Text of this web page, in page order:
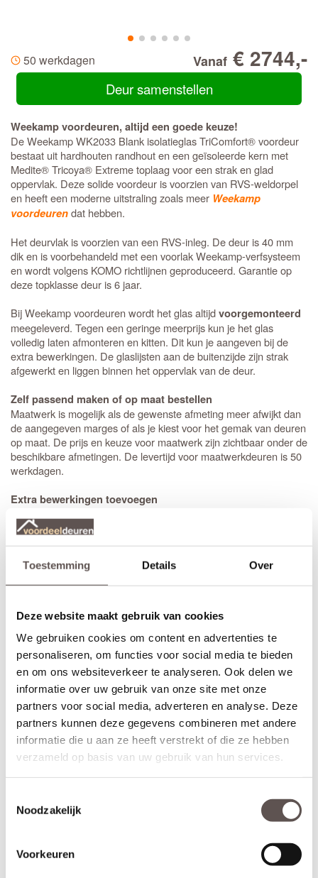
Toestemming Details Over
Deze website maakt gebruik van cookies
We gebruiken cookies om content en advertenties te
personaliseren, om functies voor social media te bieden
en om ons websiteverkeer te analyseren. Ook delen we
informatie over uw gebruik van onze site met onze
partners voor social media, adverteren en analyse. Deze
partners kunnen deze gegevens combineren met andere
informatie die u aan ze heeft verstrekt of die ze hebben
verzameld op basis van uw gebruik van hun services.
Noodzakelijk
Voorkeuren
50 werkdagen Vanaf € 2744,-
Deur samenstellen
Weekamp voordeuren, altijd een goede keuze!
De Weekamp WK2033 Blank isolatieglas TriComfort® voordeur
bestaat uit hardhouten randhout en een geïsoleerde kern met
Medite® Tricoya® Extreme toplaag voor een strak en glad
oppervlak. Deze solide voordeur is voorzien van RVS-weldorpel
en heeft een moderne uitstraling zoals meer Weekamp
voordeurendat hebben.
Het deurvlak is voorzien van een RVS-inleg. De deur is 40 mm
dik en is voorbehandeld met een voorlak Weekamp-verfsysteem
en wordt volgens KOMO richtlijnen geproduceerd. Garantie op
deze topklasse deur is 6 jaar.
Bij Weekamp voordeuren wordt het glas altijdvoorgemonteerd
meegeleverd. Tegen een geringe meerprijs kun je het glas
volledig laten afmonteren en kitten. Dit kun je aangeven bij de
extra bewerkingen. De glaslijsten aan de buitenzijde zijn strak
afgewerkt en liggen binnen het oppervlak van de deur.
Zelf passend maken of op maat bestellen
Maatwerk is mogelijk als de gewenste afmeting meer afwijkt dan
de aangegeven marges of als je kiest voor het gemak van deuren
op maat. De prijs en keuze voor maatwerk zijn zichtbaar onder de
beschikbare afmetingen. De levertijd voor maatwerkdeuren is 50
werkdagen.
Extra bewerkingen toevoegen
een 3-puntsluiting of een valdorpel in de deur frezen. De hoogte
gemeten vanaf de onderzijde van de deur. Let op! De
draairichtingvan de deur is van belang. Maak je keuze uit het
Geschikt voor buitendeuren waarbij aan de buitenzijde van een
deur eendeurknopwordt gemonteerd en aan de binnenzijde een
deurkruk. Sleutelbediende sloten worden meestal geplaatst op
eenvoordeur . De infrezing in de deur wordt beschermd met
grondverf en de 3-puntsluiting gemonteerd.
* Krukbediende 3-puntsluiting(achterdeur)
Geschikt voor buitendeuren waarbij aan de buitenzijde en
binnenzijde een deurkrukwordt gemonteerd. Krukbediende
Voordeuren worden afgehangen met scharnieren die met
schroeven zowel in de deur als op het kozijn worden gemonteerd.
kogellagerscharnierenaan